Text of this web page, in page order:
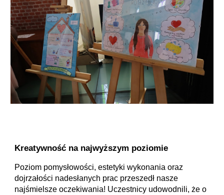
Kreatywność na najwyższym poziomie
Poziom pomysłowości, estetyki wykonania oraz
dojrzałości nadesłanych prac przeszedł nasze
najśmielsze oczekiwania! Uczestnicy udowodnili, że o